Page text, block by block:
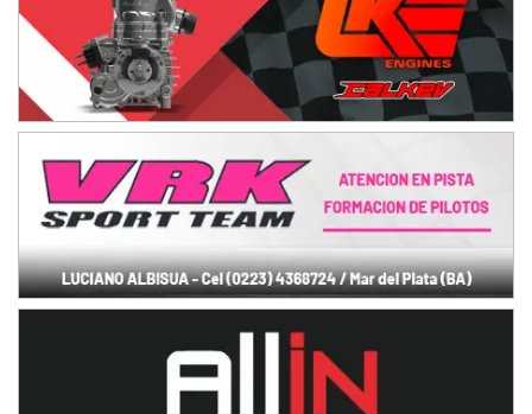
Baradero (Buenos Aires)
KDO - F6
Ciudad de Trenque Lauquen (Asfalto)
Trenque Lauquen (Buenos Aires)
Parque de la Velocidad (Asfalto)
Villaguay (Entre Ríos)
VICTORIENSE - F7
El Cerro (Tierra)
Victoria (Entre Ríos)
Gral. E. Godoy (Río Negro)